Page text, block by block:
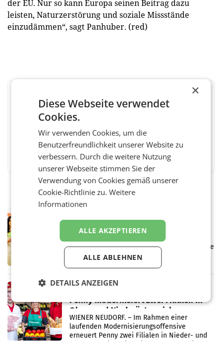
der EU. Nur so kann Europa seinen Beitrag dazu
leisten, Naturzerstörung und soziale Missstände
einzudämmen“, sagt Panhuber. (red)
BEWERTEN SIE DIESEN ARTIKEL
FacebookTwitter MessengerWhatsAppLinkedInXING Teilen
Eine Bühne für Zirkularität: ARA und
Müller informieren am POS über
Kreislauffähigkeit
Über den gesamten August hinweg rücken die
Altstoff Recycling Austria AG (ARA) und der
Handelskonzern Müller die Initiative
Müller-Filialen
RETAIL
Penny modernisiert zwei Filialen in
Ober- und Niederösterreich
WIENER NEUDORF. – Im Rahmen einer
laufenden Modernisierungsoffensive
erneuert Penny zwei Filialen in Nieder- und
×
Diese Webseite verwendet
Cookies.
Wir verwenden Cookies, um die
Benutzerfreundlichkeit unserer Website zu
verbessern. Durch die weitere Nutzung
unserer Webseite stimmen Sie der
Verwendung von Cookies gemäß unserer
Cookie-Richtlinie zu.Weitere
Informationen
ALLE AKZEPTIEREN
ALLE ABLEHNEN
DETAILS ANZEIGEN